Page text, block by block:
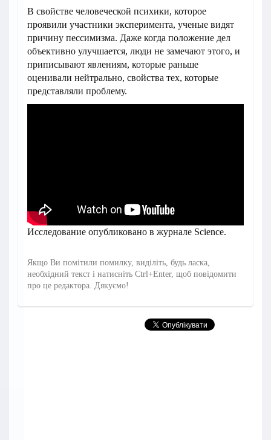
В свойстве человеческой психики, которое
проявили участники эксперимента, ученые видят
причину пессимизма. Даже когда положение дел
объективно улучшается, люди не замечают этого, и
приписывают явлениям, которые раньше
оценивали нейтрально, свойства тех, которые
представляли проблему.
Исследование опубликовано в журнале Science.
Якщо Ви помітили помилку, виділіть, будь ласка,
необхідний текст і натисніть Ctrl+Enter, щоб повідомити
про це редактора. Дякуємо!